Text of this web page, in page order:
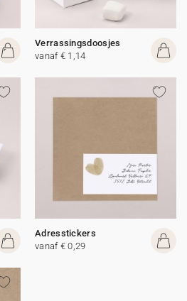
Verrassingsdoosjes
vanaf € 1,14
Adresstickers
vanaf € 0,29